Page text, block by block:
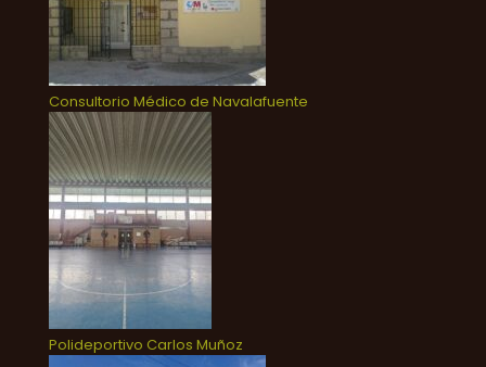
Consultorio Médico de Navalafuente
Polideportivo Carlos Muñoz